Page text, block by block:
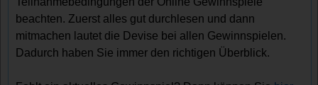
beachten. Zuerst alles gut durchlesen und dann
mitmachen lautet die Devise bei allen Gewinnspielen.
Dadurch haben Sie immer den richtigen Überblick.